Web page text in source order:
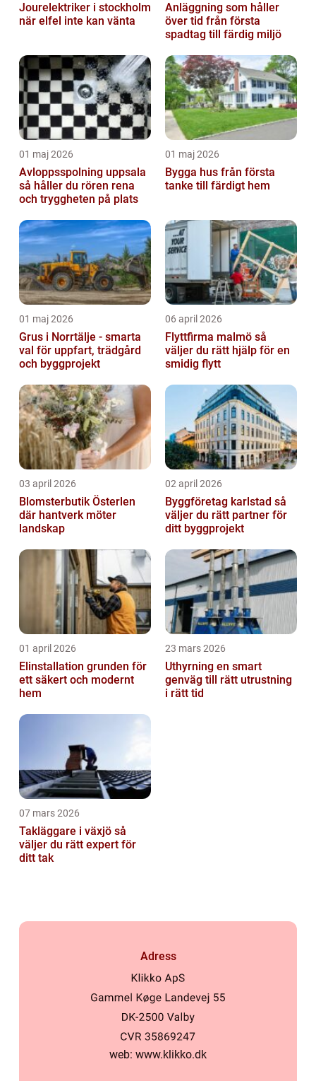
Jourelektriker i stockholm
när elfel inte kan vänta
Anläggning som håller
över tid från första
spadtag till färdig miljö
01 maj 2026
Avloppsspolning uppsala
så håller du rören rena
och tryggheten på plats
01 maj 2026
Bygga hus från första
tanke till färdigt hem
01 maj 2026
Grus i Norrtälje - smarta
val för uppfart, trädgård
och byggprojekt
06 april 2026
Flyttfirma malmö så
väljer du rätt hjälp för en
smidig flytt
03 april 2026
Blomsterbutik Österlen
där hantverk möter
landskap
02 april 2026
Byggföretag karlstad så
väljer du rätt partner för
ditt byggprojekt
01 april 2026
Elinstallation grunden för
ett säkert och modernt
hem
23 mars 2026
Uthyrning en smart
genväg till rätt utrustning
i rätt tid
07 mars 2026
Takläggare i växjö så
väljer du rätt expert för
ditt tak
Adress
web: www.klikko.dk